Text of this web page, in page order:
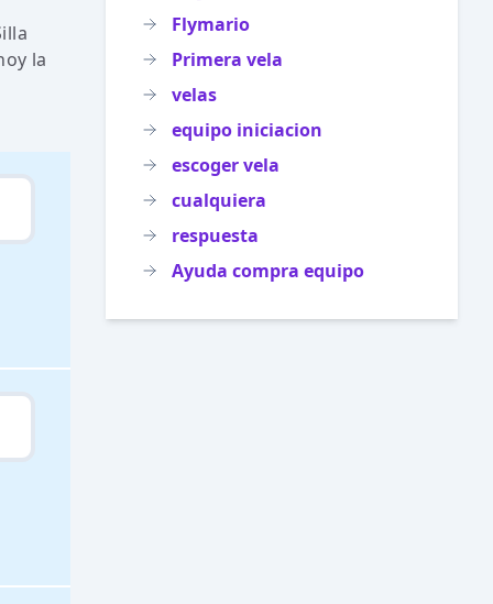
la
Flymario
Primera vela
velas
equipo iniciacion
escoger vela
cualquiera
respuesta
Ayuda compra equipo